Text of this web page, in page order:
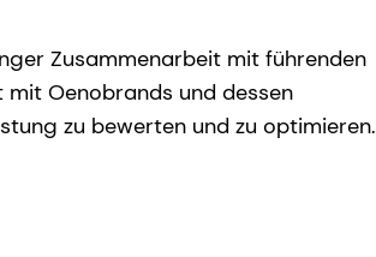
Zusammenarbeit mit führenden
Oenobrands und dessen
zu bewerten und zu optimieren.